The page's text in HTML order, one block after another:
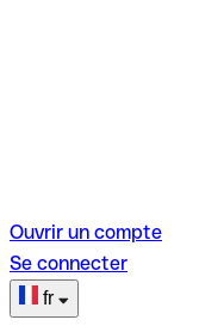
Ouvrir un compte
Se connecter
fr